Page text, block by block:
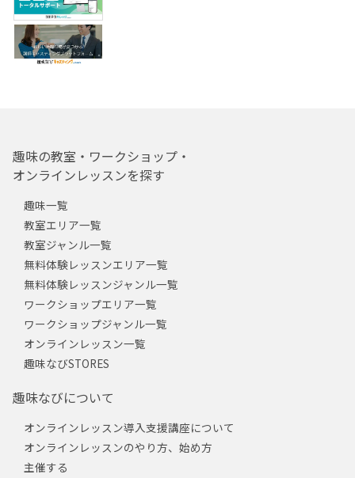
趣味の教室・ワークショップ・
オンラインレッスンを探す
趣味一覧
教室エリア一覧
教室ジャンル一覧
無料体験レッスンエリア一覧
無料体験レッスンジャンル一覧
ワークショップエリア一覧
ワークショップジャンル一覧
オンラインレッスン一覧
趣味なびSTORES
趣味なびについて
オンラインレッスン導入支援講座について
オンラインレッスンのやり方、始め方
主催する